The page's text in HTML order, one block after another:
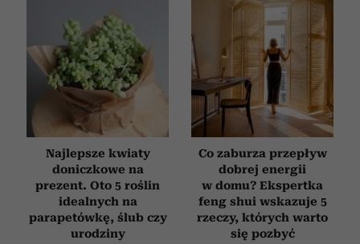
społecznościowym, reklamowym i analitycznym.
Partnerzy mogą połączyć te informacje z innymi danymi
otrzymanymi od Ciebie lub uzyskanymi podczas
korzystania z ich usług.
Najlepsze kwiaty
doniczkowe na
prezent. Oto 5 roślin
idealnych na
parapetówkę, ślub czy
urodziny
Co zaburza przepływ
dobrej energii
w domu? Ekspertka
feng shui wskazuje 5
rzeczy, których warto
się pozbyć